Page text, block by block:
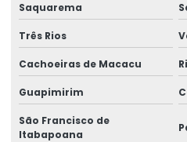
Fornecedores arame mig
Fornecedores de tubos
Fornecedores de tubos
Malha pop gerdau
Saquarema
Três Rios
Cachoeiras de Macacu
Guapimirim
São Francisco de
Itabapoana